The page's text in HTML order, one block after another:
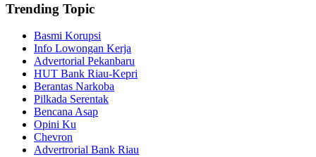
Trending Topic
Basmi Korupsi
Info Lowongan Kerja
Advertorial Pekanbaru
HUT Bank Riau-Kepri
Berantas Narkoba
Pilkada Serentak
Bencana Asap
Opini Ku
Chevron
Advertrorial Bank Riau